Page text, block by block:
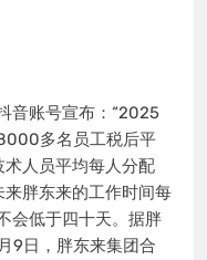
音账号宣布：“2025
多名员工税后平
人员平均每人分配
胖东来的工作时间每
会低于四十天。据胖
9日，胖东来集团合